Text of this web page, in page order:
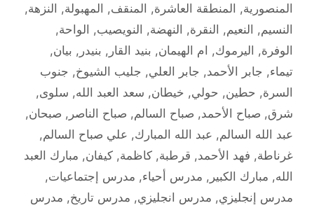
المنصورية, المنطقة العاشرة, المنقف, المهبولة, النزهة,
النسيم, النعيم, النقرة, النهضة, النويصيب, الواحة,
الوفرة, اليرموك, ام الهيمان, بنيد القار , بنيدر , بيان,
تيماء, جابر الأحمد, جابر العلي, جليب الشيوخ, جنوب
السرة, حطين, حولي, خيطان, سعد العبد الله, سلوى,
شرق, صباح الأحمد, صباح السالم, صباح الناصر , صبحان,
عبد الله السالم, عبد الله المبارك, علي صباح السالم,
غرناطة, فهد الأحمد, قرطبة, كاظمة, كيفان, مبارك العبد
الله, مبارك الكبير , مدرس أحياء, مدرس إجتماعيات,
مدرس إنجليزي, مدرس انجليزي, مدرس تاريخ, مدرس